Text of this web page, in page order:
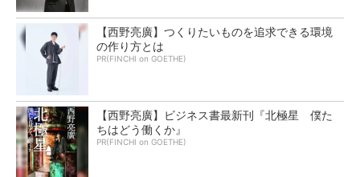
【西野亮廣】つくりたいものを追求できる環境
の作り方とは
PR(FINCHI on GOETHE)
【西野亮廣】ビジネス書最新刊『北極星 僕た
ちはどう働くか』
PR(FINCHI on GOETHE)